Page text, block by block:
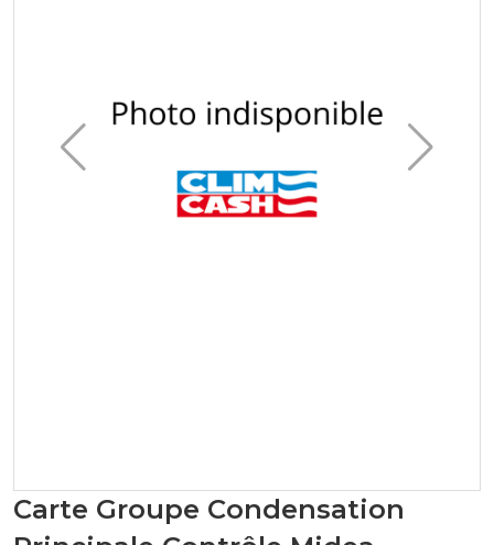
Carte Groupe Condensation